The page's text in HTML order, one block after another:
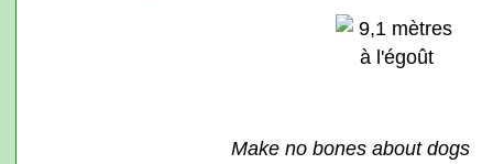
Make no bones about dogs